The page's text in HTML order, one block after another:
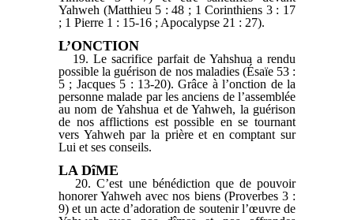
Yahweh (Matthieu 5 : 48 ; 1 Corinthiens 3 : 17
; 1 Pierre 1 : 15-16 ; Apocalypse 21 : 27).
L’ONCTION
19. Le sacrifice parfait de Yahshua a rendu
possible la guérison de nos maladies (Ésaïe 53 :
5 ; Jacques 5 : 13-20). Grâce à l’onction de la
personne malade par les anciens de l’assemblée
au nom de Yahshua et de Yahweh, la guérison
de nos afflictions est possible en se tournant
vers Yahweh par la prière et en comptant sur
Lui et ses conseils.
LA DîME
20. C’est une bénédiction que de pouvoir
honorer Yahweh avec nos biens (Proverbes 3 :
9) et un acte d’adoration de soutenir l’œuvre de